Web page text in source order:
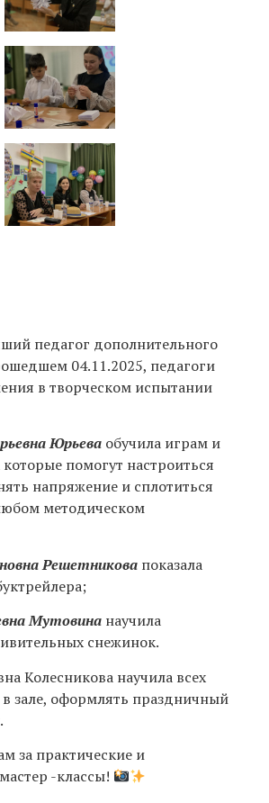
педагог дополнительного
04.11.2025, педагоги
в творческом испытании
Юрьева обучила играм и
помогут настроиться
напряжение и сплотиться
методическом
Решетникова показала
Мутовина научила
снежинок.
Колесникова научила всех
зале, оформлять праздничный
за практические и
-классы!